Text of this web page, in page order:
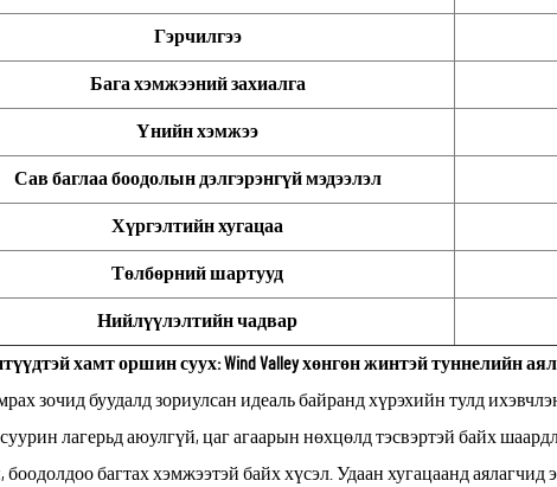
Гэрчилгээ
Бага хэмжээний захиалга
Үнийн хэмжээ
Сав баглаа боодолын дэлгэрэнгүй мэдээлэл
Хүргэлтийн хугацаа
Төлбөрний шартууд
Нийлүүлэлтийн чадвар
хамт оршин суух: Wind Valley хөнгөн жинтэй туннелийн
зочид буудалд зориулсан идеаль байранд хүрэхийн тулд
лагерьд аюулгүй, цаг агаарын нөхцөлд тэсвэртэй байх
багтах хэмжээтэй байх хүсэл. Удаан хугацаанд